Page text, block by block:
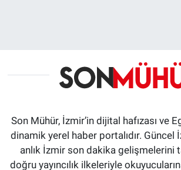
Son Mühür, İzmir’in dijital hafızası ve
dinamik yerel haber portalıdır. Güncel
anlık İzmir son dakika gelişmelerini
doğru yayıncılık ilkeleriyle